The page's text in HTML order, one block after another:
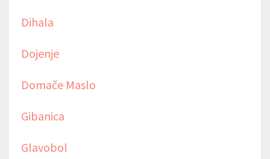
Dihala
Dojenje
Domače Maslo
Gibanica
Glavobol